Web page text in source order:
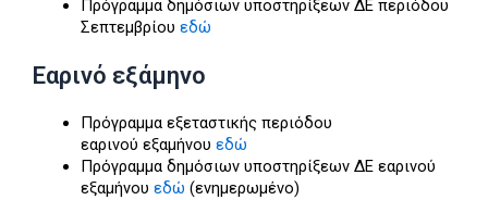
Πρόγραμμα δημόσιων υποστηρίξεων ΔΕ περιόδου
Σεπτεμβρίου εδώ
Εαρινό εξάμηνο
Πρόγραμμα εξεταστικής περιόδου
εαρινού εξαμήνου εδώ
Πρόγραμμα δημόσιων υποστηρίξεων ΔΕ εαρινού
εξαμήνου εδώ (ενημερωμένο)